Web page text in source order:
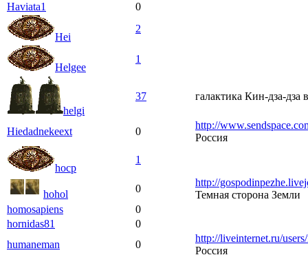
Haviata1
0
Hei
2
Helgee
1
helgi
37 галактика Кин-дза-дза
Hiedadnekeext 0
http://
Россия
hocp
1
hohol 0
http://
Темная сторона Земли
homosapiens
0
hornidas81
0
humaneman
0
http://liveinternet.ru/
Россия